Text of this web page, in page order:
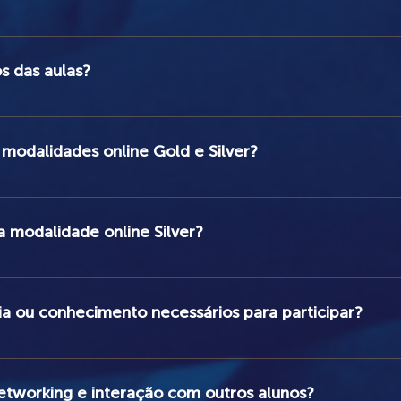
no decorrer do curso, na própria plataforma. A apostila
das aulas?
Áurea Records, nos dias 18 e 19 de abril de 2026 (Sábado
online Gold e Silver?
acompanharão online as aulas teóricas e práticas, e poderão
que escolherá as perguntas mais frequentes, ou mais
modalidade online Silver?
há limite de vagas.
ou conhecimento necessários para participar?
a todos os níveis de experiência, de iniciantes a profissionais.
e interação com outros alunos?